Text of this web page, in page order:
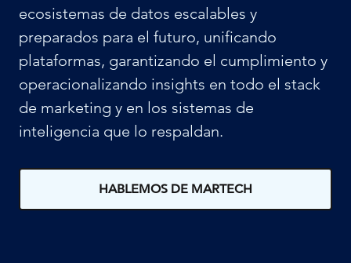
ecosistemas de datos escalables y
preparados para el futuro, unificando
plataformas, garantizando el cumplimiento y
operacionalizando insights en todo el stack
de marketing y en los sistemas de
inteligencia que lo respaldan.
HABLEMOS DE MARTECH